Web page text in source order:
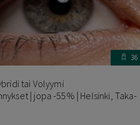
36
tai Volyymi
| jopa -55% | Helsinki, Taka-